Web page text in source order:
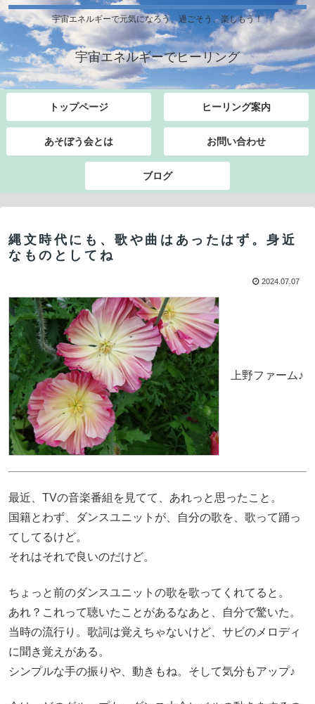
宇宙エネルギーで元気になろう、過ごそう、楽しもう！
宇宙エネルギーでヒーリング
トップページ ヒーリング案内
あそぼう会とは お問い合わせ
ブログ
縄文時代にも、歌や曲はあったはず。身近
なものとしてね
2024.07.07
上野ファーム♪
最近、TVの音楽番組を見てて、あれっと思ったこと。
国籍とわず、ダンスユニットが、自分の歌を、歌って踊っ
てしてるけど。
それはそれで良いのだけど。
ちょっと前のダンスユニットの歌を歌ってくれてると。
あれ？これって聴いたことがあるなあと、自分で驚いた。
当時の流行り。歌詞は覚えちゃないけど、サビのメロディ
に聞き覚えがある。
シンプルな手の振りや、動きもね。そして気分もアップ♪